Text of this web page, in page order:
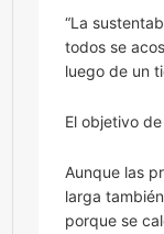
“La
todos se
luego de un
El objetivo
Aunque las
larga
porque se